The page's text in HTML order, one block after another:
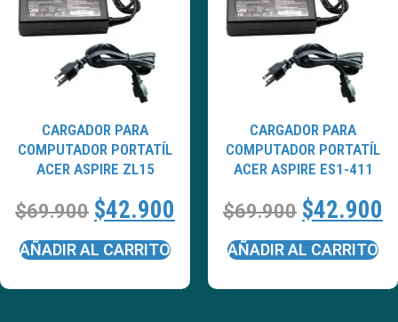
CARGADOR PARA
COMPUTADOR PORTATÍL
ACER ASPIRE ZL15
$69.900 $42.900
AÑADIR AL CARRITO
CARGADOR PARA
COMPUTADOR PORTATÍL
ACER ASPIRE ES1-411
$69.900 $42.900
AÑADIR AL CARRITO